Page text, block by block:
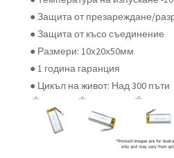
● Защита от презареждане/
● Защита от късо съединение
● Размери: 10х20х50мм
● 1 година гаранция
● Цикъл на живот: Над 300 пъти